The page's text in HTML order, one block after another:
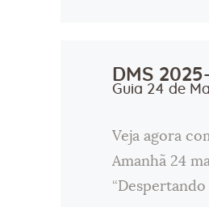
DMS
Guia 24 de
Veja agora
Amanhã 24